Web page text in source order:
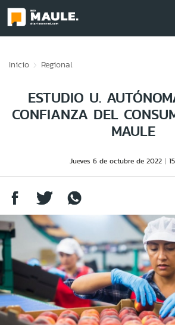
Inicio Regional
ESTUDIO U.
CONFIANZA DEL
MAULE
Jueves 6 de octubre de 2022